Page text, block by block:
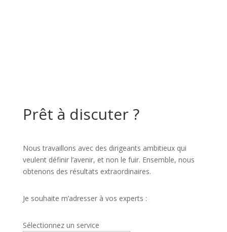
Prêt à discuter ?
Nous travaillons avec des dirigeants ambitieux qui
veulent définir l’avenir, et non le fuir. Ensemble, nous
obtenons des résultats extraordinaires.
Je souhaite m’adresser à vos experts :
Sélectionnez un service